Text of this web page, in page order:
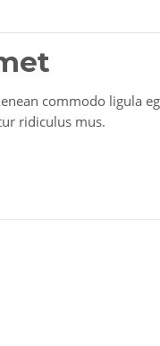
commodo ligula
ridiculus mus.